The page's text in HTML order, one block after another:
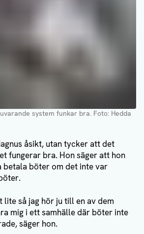
system funkar bra. Foto: Hedda
åsikt, utan tycker att det
fungerar bra. Hon säger att hon
betala böter om det inte var
lite så jag hör ju till en av dem
mig i ett samhälle där böter inte
säger hon.